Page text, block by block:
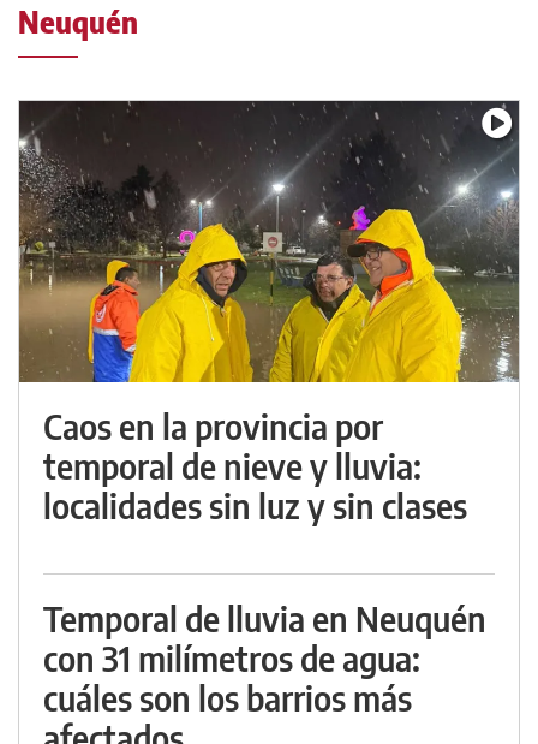
Neuquén
Caos en la provincia por
temporal de nieve y lluvia:
localidades sin luz y sin clases
Temporal de lluvia en Neuquén
con 31 milímetros de agua:
cuáles son los barrios más